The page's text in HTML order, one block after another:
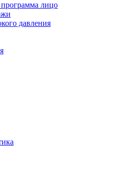
лицо
давления